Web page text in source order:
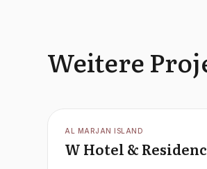
Weitere
OFFPLAN
AL MARJAN ISLAND
W Hotel &